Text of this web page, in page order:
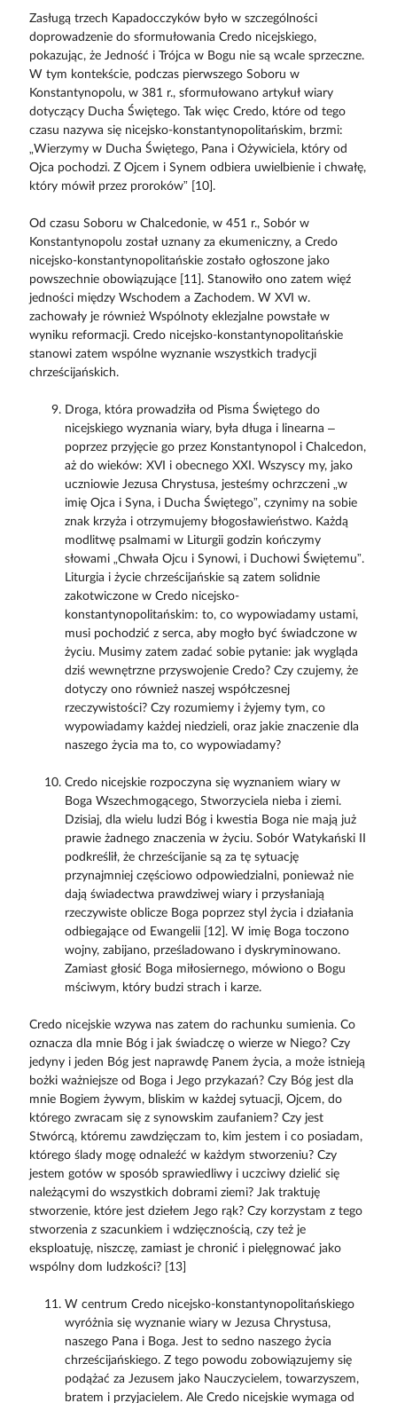
Zasługą trzech Kapadocczyków było w szczególności
doprowadzenie do sformułowania Credo nicejskiego,
pokazując, że Jedność i Trójca w Bogu nie są wcale sprzeczne.
W tym kontekście, podczas pierwszego Soboru w
Konstantynopolu, w 381 r., sformułowano artykuł wiary
dotyczący Ducha Świętego. Tak więc Credo, które od tego
czasu nazywa się nicejsko-konstantynopolitańskim, brzmi:
„Wierzymy w Ducha Świętego, Pana i Ożywiciela, który od
Ojca pochodzi. Z Ojcem i Synem odbiera uwielbienie i chwałę,
który mówił przez proroków” [10].
Od czasu Soboru w Chalcedonie, w 451 r., Sobór w
Konstantynopolu został uznany za ekumeniczny, a Credo
nicejsko-konstantynopolitańskie zostało ogłoszone jako
powszechnie obowiązujące [11]. Stanowiło ono zatem więź
jedności między Wschodem a Zachodem. W XVI w.
zachowały je również Wspólnoty eklezjalne powstałe w
wyniku reformacji. Credo nicejsko-konstantynopolitańskie
stanowi zatem wspólne wyznanie wszystkich tradycji
chrześcijańskich.
Droga, która prowadziła od Pisma Świętego do
nicejskiego wyznania wiary, była długa i linearna –
poprzez przyjęcie go przez Konstantynopol i Chalcedon,
aż do wieków: XVI i obecnego XXI. Wszyscy my, jako
uczniowie Jezusa Chrystusa, jesteśmy ochrzczeni „w
imię Ojca i Syna, i Ducha Świętego”, czynimy na sobie
znak krzyża i otrzymujemy błogosławieństwo. Każdą
modlitwę psalmami w Liturgii godzin kończymy
słowami „Chwała Ojcu i Synowi, i Duchowi Świętemu”.
Liturgia i życie chrześcijańskie są zatem solidnie
zakotwiczone w Credo nicejsko-
konstantynopolitańskim: to, co wypowiadamy ustami,
musi pochodzić z serca, aby mogło być świadczone w
życiu. Musimy zatem zadać sobie pytanie: jak wygląda
dziś wewnętrzne przyswojenie Credo? Czy czujemy, że
dotyczy ono również naszej współczesnej
rzeczywistości? Czy rozumiemy i żyjemy tym, co
wypowiadamy każdej niedzieli, oraz jakie znaczenie dla
naszego życia ma to, co wypowiadamy?
Credo nicejskie rozpoczyna się wyznaniem wiary w
Boga Wszechmogącego, Stworzyciela nieba i ziemi.
Dzisiaj, dla wielu ludzi Bóg i kwestia Boga nie mają już
prawie żadnego znaczenia w życiu. Sobór Watykański II
podkreślił, że chrześcijanie są za tę sytuację
przynajmniej częściowo odpowiedzialni, ponieważ nie
dają świadectwa prawdziwej wiary i przysłaniają
rzeczywiste oblicze Boga poprzez styl życia i działania
odbiegające od Ewangelii [12]. W imię Boga toczono
wojny, zabijano, prześladowano i dyskryminowano.
Zamiast głosić Boga miłosiernego, mówiono o Bogu
mściwym, który budzi strach i karze.
Credo nicejskie wzywa nas zatem do rachunku sumienia. Co
oznacza dla mnie Bóg i jak świadczę o wierze w Niego? Czy
jedyny i jeden Bóg jest naprawdę Panem życia, a może istnieją
bożki ważniejsze od Boga i Jego przykazań? Czy Bóg jest dla
mnie Bogiem żywym, bliskim w każdej sytuacji, Ojcem, do
którego zwracam się z synowskim zaufaniem? Czy jest
Stwórcą, któremu zawdzięczam to, kim jestem i co posiadam,
którego ślady mogę odnaleźć w każdym stworzeniu? Czy
jestem gotów w sposób sprawiedliwy i uczciwy dzielić się
należącymi do wszystkich dobrami ziemi? Jak traktuję
stworzenie, które jest dziełem Jego rąk? Czy korzystam z tego
stworzenia z szacunkiem i wdzięcznością, czy też je
eksploatuję, niszczę, zamiast je chronić i pielęgnować jako
wspólny dom ludzkości? [13]
W centrum Credo nicejsko-konstantynopolitańskiego
wyróżnia się wyznanie wiary w Jezusa Chrystusa,
naszego Pana i Boga. Jest to sedno naszego życia
chrześcijańskiego. Z tego powodu zobowiązujemy się
podążać za Jezusem jako Nauczycielem, towarzyszem,
bratem i przyjacielem. Ale Credo nicejskie wymaga od